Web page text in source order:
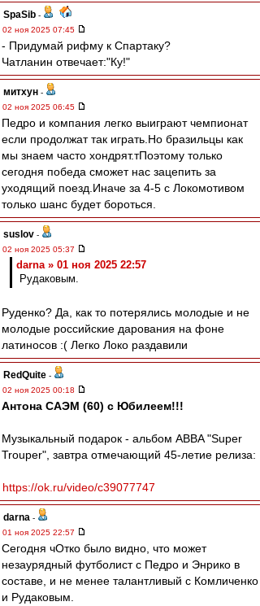
SpaSib -
02 ноя 2025 07:45
- Придумай рифму к Спартаку?
Чатланин отвечает:"Ку!"
митхун -
02 ноя 2025 06:45
Педро и компания легко выиграют чемпионат
если продолжат так играть.Но бразильцы как
мы знаем часто хондрят.тПоэтому только
сегодня победа сможет нас зацепить за
уходящий поезд.Иначе за 4-5 с Локомотивом
только шанс будет бороться.
suslov -
02 ноя 2025 05:37
darna » 01 ноя 2025 22:57
Рудаковым.
Руденко? Да, как то потерялись молодые и не
молодые российские дарования на фоне
латиносов :( Легко Локо раздавили
RedQuite -
02 ноя 2025 00:18
Антона САЭМ (60) с Юбилеем!!!
Музыкальный подарок - альбом ABBA "Super
Trouper", завтра отмечающий 45-летие релиза:
https://ok.ru/video/c39077747
darna -
01 ноя 2025 22:57
Сегодня чОтко было видно, что может
незаурядный футболист с Педро и Энрико в
составе, и не менее талантливый с Комличенко
и Рудаковым.